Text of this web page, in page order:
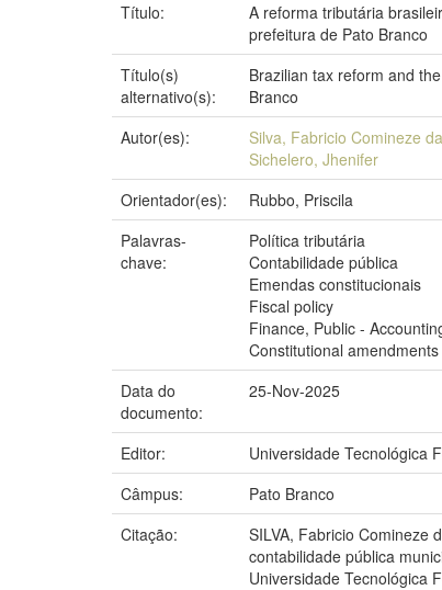
Título:
A reforma tributária
prefeitura de Pato Branco
Título(s)
alternativo(s):
Brazilian tax reform and
Branco
Autor(es):
Silva, Fabricio Comineze da
Sichelero, Jhenifer
Orientador(es):
Rubbo, Priscila
Palavras-
chave:
Política tributária
Contabilidade pública
Emendas constitucionais
Fiscal policy
Finance, Public -
Constitutional amendments
Data do
documento:
25-Nov-2025
Editor:
Universidade Tecnológica
Câmpus:
Pato Branco
Citação:
SILVA, Fabricio Comineze
contabilidade pública
Universidade Tecnológica